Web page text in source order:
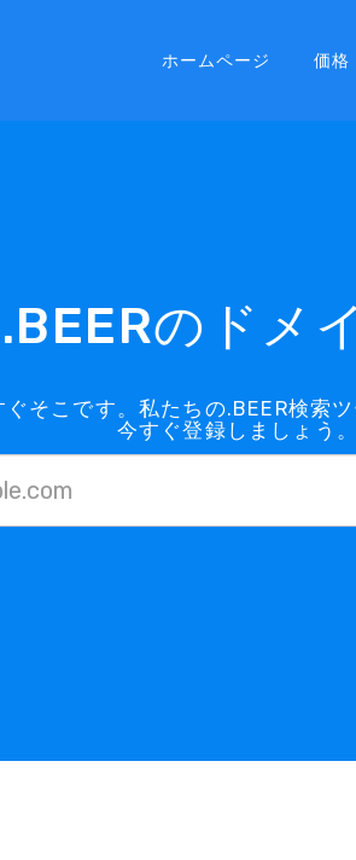
ホームページ 価格
.BEERのドメ
そこです。私たちの.BEER検索
今すぐ登録しましょう。